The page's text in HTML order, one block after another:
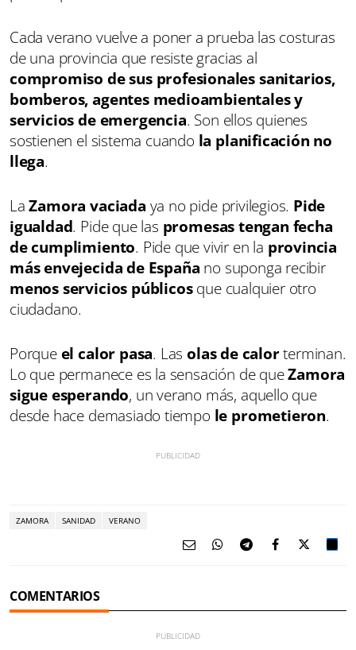
Cada verano vuelve a poner a prueba las costuras
de una provincia que resiste gracias al
compromiso de sus profesionales sanitarios,
bomberos, agentes medioambientales y
servicios de emergencia. Son ellos quienes
sostienen el sistema cuando la planificación no
llega.
LaZamora vaciada ya no pide privilegios. Pide
igualdad. Pide que las promesas tengan fecha
de cumplimiento. Pide que vivir en la provincia
más envejecida de España no suponga recibir
menos servicios públicosque cualquier otro
ciudadano.
Porque el calor pasa. Lasolas de calorterminan.
Lo que permanece es la sensación de queZamora
sigue esperando, un verano más, aquello que
desde hace demasiado tiempo le prometieron.
ZAMORA SANIDAD VERANO
COMENTARIOS